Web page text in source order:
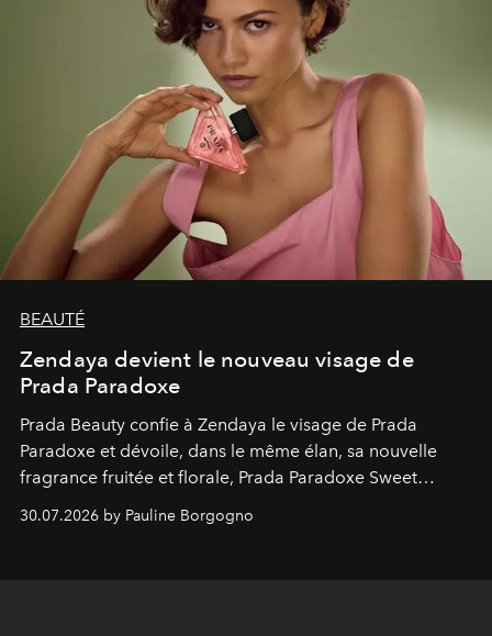
BEAUTÉ
Zendaya devient le nouveau visage de
Prada Paradoxe
Prada Beauty confie à Zendaya le visage de Prada
Paradoxe et dévoile, dans le même élan, sa nouvelle
fragrance fruitée et florale, Prada Paradoxe Sweet
Chemistry Eau de Parfum.
30.07.2026 by Pauline Borgogno